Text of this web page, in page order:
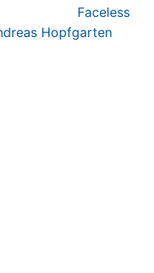
Faceless
Hopfgarten